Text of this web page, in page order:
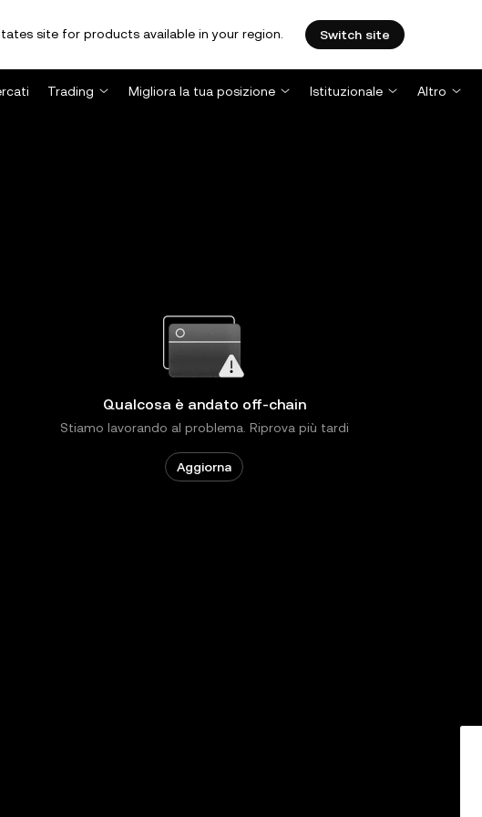
site for products available in your region. Switch site
Trading Migliora la tua posizione Istituzionale Altro
Qualcosa è andato off-chain
Stiamo lavorando al problema. Riprova più tardi
Aggiorna